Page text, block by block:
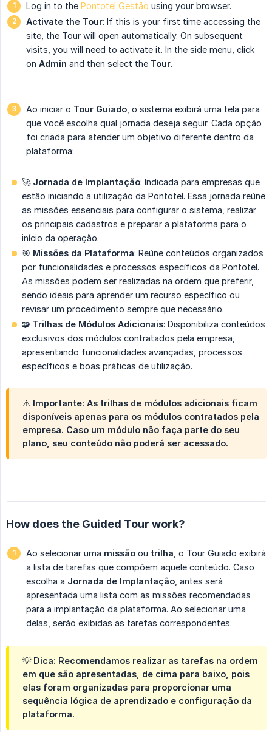
Log in to the Pontotel Gestão using your browser.
Activate the Tour: If this is your first time accessing the
site, the Tour will open automatically. On subsequent
visits, you will need to activate it. In the side menu, click
on Admin and then select the Tour.
Ao iniciar o Tour Guiado , o sistema exibirá uma tela para
que você escolha qual jornada deseja seguir. Cada opção
foi criada para atender um objetivo diferente dentro da
plataforma:
🚀 Jornada de Implantação: Indicada para empresas que
estão iniciando a utilização da Pontotel. Essa jornada reúne
as missões essenciais para configurar o sistema, realizar
os principais cadastros e preparar a plataforma para o
início da operação.
🎯 Missões da Plataforma: Reúne conteúdos organizados
por funcionalidades e processos específicos da Pontotel.
As missões podem ser realizadas na ordem que preferir,
sendo ideais para aprender um recurso específico ou
revisar um procedimento sempre que necessário.
🧩 Trilhas de Módulos Adicionais: Disponibiliza conteúdos
exclusivos dos módulos contratados pela empresa,
apresentando funcionalidades avançadas, processos
específicos e boas práticas de utilização.
⚠️ Importante: As trilhas de módulos adicionais ficam
disponíveis apenas para os módulos contratados pela
empresa. Caso um módulo não faça parte do seu
plano, seu conteúdo não poderá ser acessado.
How does the Guided Tour work?
Ao selecionar uma missão ou trilha , o Tour Guiado exibirá
a lista de tarefas que compõem aquele conteúdo. Caso
escolha a Jornada de Implantação , antes será
apresentada uma lista com as missões recomendadas
para a implantação da plataforma. Ao selecionar uma
delas, serão exibidas as tarefas correspondentes.
💡 Dica: Recomendamos realizar as tarefas na ordem
em que são apresentadas, de cima para baixo, pois
elas foram organizadas para proporcionar uma
sequência lógica de aprendizado e configuração da
plataforma.